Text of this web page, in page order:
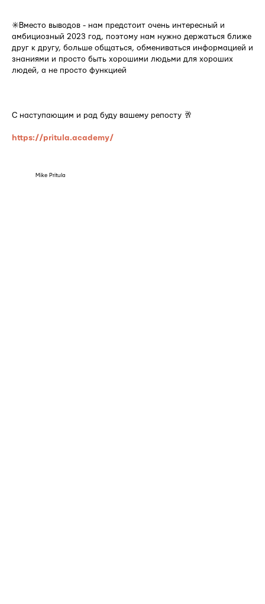
✳️Вместо выводов - нам предстоит очень интересный и
амбициозный 2023 год, поэтому нам нужно держаться ближе
друг к другу, больше общаться, обмениваться информацией и
знаниями и просто быть хорошими людьми для хороших
людей, а не просто функцией
С наступающим и рад буду вашему репосту 🥂
https://pritula.academy/
Mike Pritula